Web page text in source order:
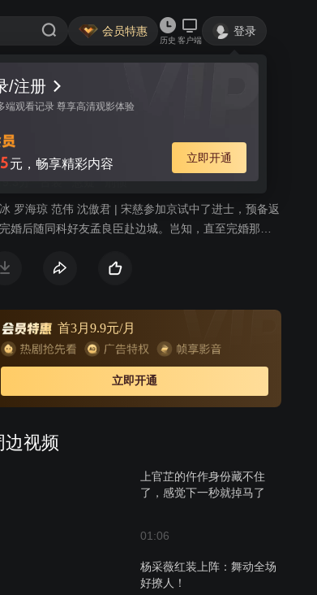
会员特惠
历史 客户端
登录
/注册
端观看记录 尊享高清观影体验
元，畅享精彩内容 立即开通
讨论
宋提刑官
刑侦
罗海琼 范伟 沈傲君 | 宋慈参加京试中了进士，预备返
婚后随同科好友孟良臣赴边城。岂知，直至完婚那
马车却载回了父亲的遗体，宋巩一生从事刑狱审戡，从
在上任途中被谋杀的噩耗传回。在母亲的劝导下，宋慈
身边城，为挚友查明了案情，还他清白。由此，宋慈被
格提升为大理寺正六品主事，后又被任命外省提点刑
。宋慈接连查明侦破了“太平县冤案”、“李府连环案”、“毛
案”、“城南井尸案”、“遗扇嫁祸案”、“梁雨生命案”、“李
首3月9.9元/月
立即开通
边视频
上官芷的仵作身份藏不住
了，感觉下一秒就掉马了
01:06
杨采薇红装上阵：舞动全场
好撩人！